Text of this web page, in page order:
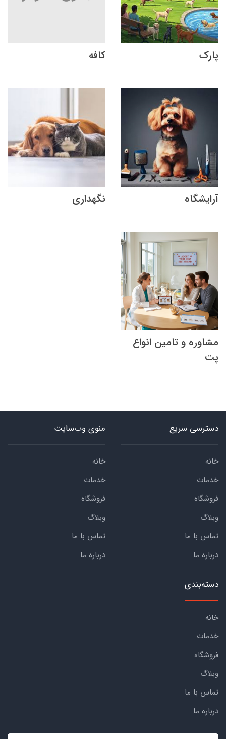
پارک کافه
آرایشگاه نگهداری
مشاوره و تامین انواع
پت
دسترسی سریع
خانه
خدمات
فروشگاه
وبلاگ
تماس با ما
درباره ما
منوی وب‌سایت
خانه
خدمات
فروشگاه
وبلاگ
تماس با ما
درباره ما
دسته‌بندی
خانه
خدمات
فروشگاه
وبلاگ
تماس با ما
درباره ما